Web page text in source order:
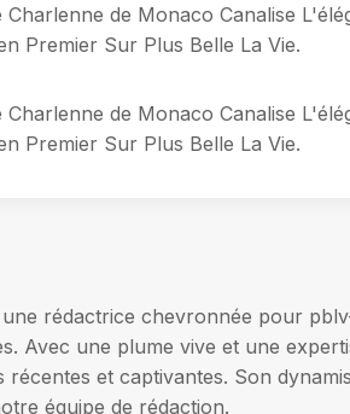
Charlenne de Monaco Canalise
Premier Sur Plus Belle La Vie.
Charlenne de Monaco Canalise
Premier Sur Plus Belle La Vie.
rédactrice chevronnée pour
Avec une plume vive et une
récentes et captivantes. Son
équipe de rédaction.